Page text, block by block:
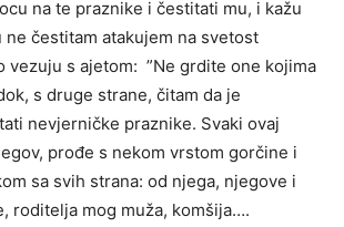
na te praznike i čestitati mu, i kažu
ne čestitam atakujem na svetost
vezuju s ajetom: ”Ne grdite one kojima
s druge strane, čitam da je
nevjerničke praznike. Svaki ovaj
prođe s nekom vrstom gorčine i
sa svih strana: od njega, njegove i
roditelja mog muža, komšija….